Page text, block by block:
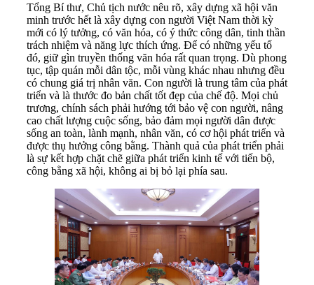
Tổng Bí thư, Chủ tịch nước nêu rõ, xây dựng xã hội văn
minh trước hết là xây dựng con người Việt Nam thời kỳ
mới có lý tưởng, có văn hóa, có ý thức công dân, tinh thần
trách nhiệm và năng lực thích ứng. Để có những yếu tố
đó, giữ gìn truyền thống văn hóa rất quan trọng. Dù phong
tục, tập quán mỗi dân tộc, mỗi vùng khác nhau nhưng đều
có chung giá trị nhân văn. Con người là trung tâm của phát
triển và là thước đo bản chất tốt đẹp của chế độ. Mọi chủ
trương, chính sách phải hướng tới bảo vệ con người, nâng
cao chất lượng cuộc sống, bảo đảm mọi người dân được
sống an toàn, lành mạnh, nhân văn, có cơ hội phát triển và
được thụ hưởng công bằng. Thành quả của phát triển phải
là sự kết hợp chặt chẽ giữa phát triển kinh tế với tiến bộ,
công bằng xã hội, không ai bị bỏ lại phía sau.